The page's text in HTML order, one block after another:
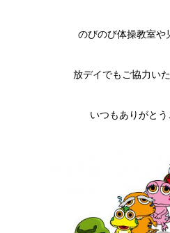
のびのび体操教室や
放デイでもご協力い
いつもありがと